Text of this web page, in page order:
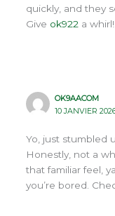
quickly, and they
Give ok922a whirl!
OK9AACOM
10 JANVIER
Yo, just stumbled
Honestly, not a
that familiar feel,
you’re bored.